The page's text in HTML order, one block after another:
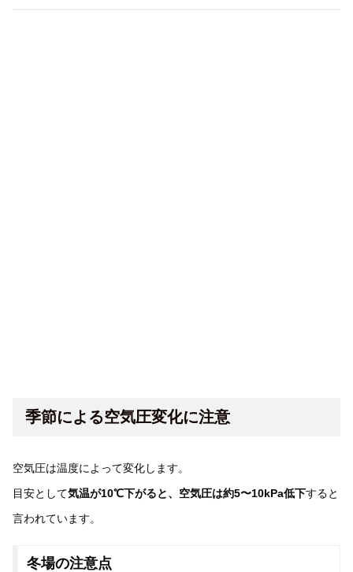
季節による空気圧変化に注意
空気圧は温度によって変化します。
目安として気温が10℃下がると、空気圧は約5〜10kPa低下すると
言われています。
冬場の注意点